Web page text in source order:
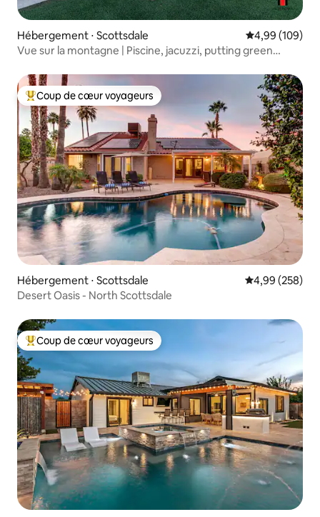
Hébergement ⋅ Scottsdale Évaluation
4,99 (109)
Vue sur la montagne | Piscine, jacuzzi, putting green
Coups de cœur voyageurs les plus appréciés
Coup de cœur voyageurs
Hébergement ⋅ Scottsdale Évaluation
4,99 (258)
Desert Oasis - North Scottsdale
Coups de cœur voyageurs les plus appréciés
Coup de cœur voyageurs